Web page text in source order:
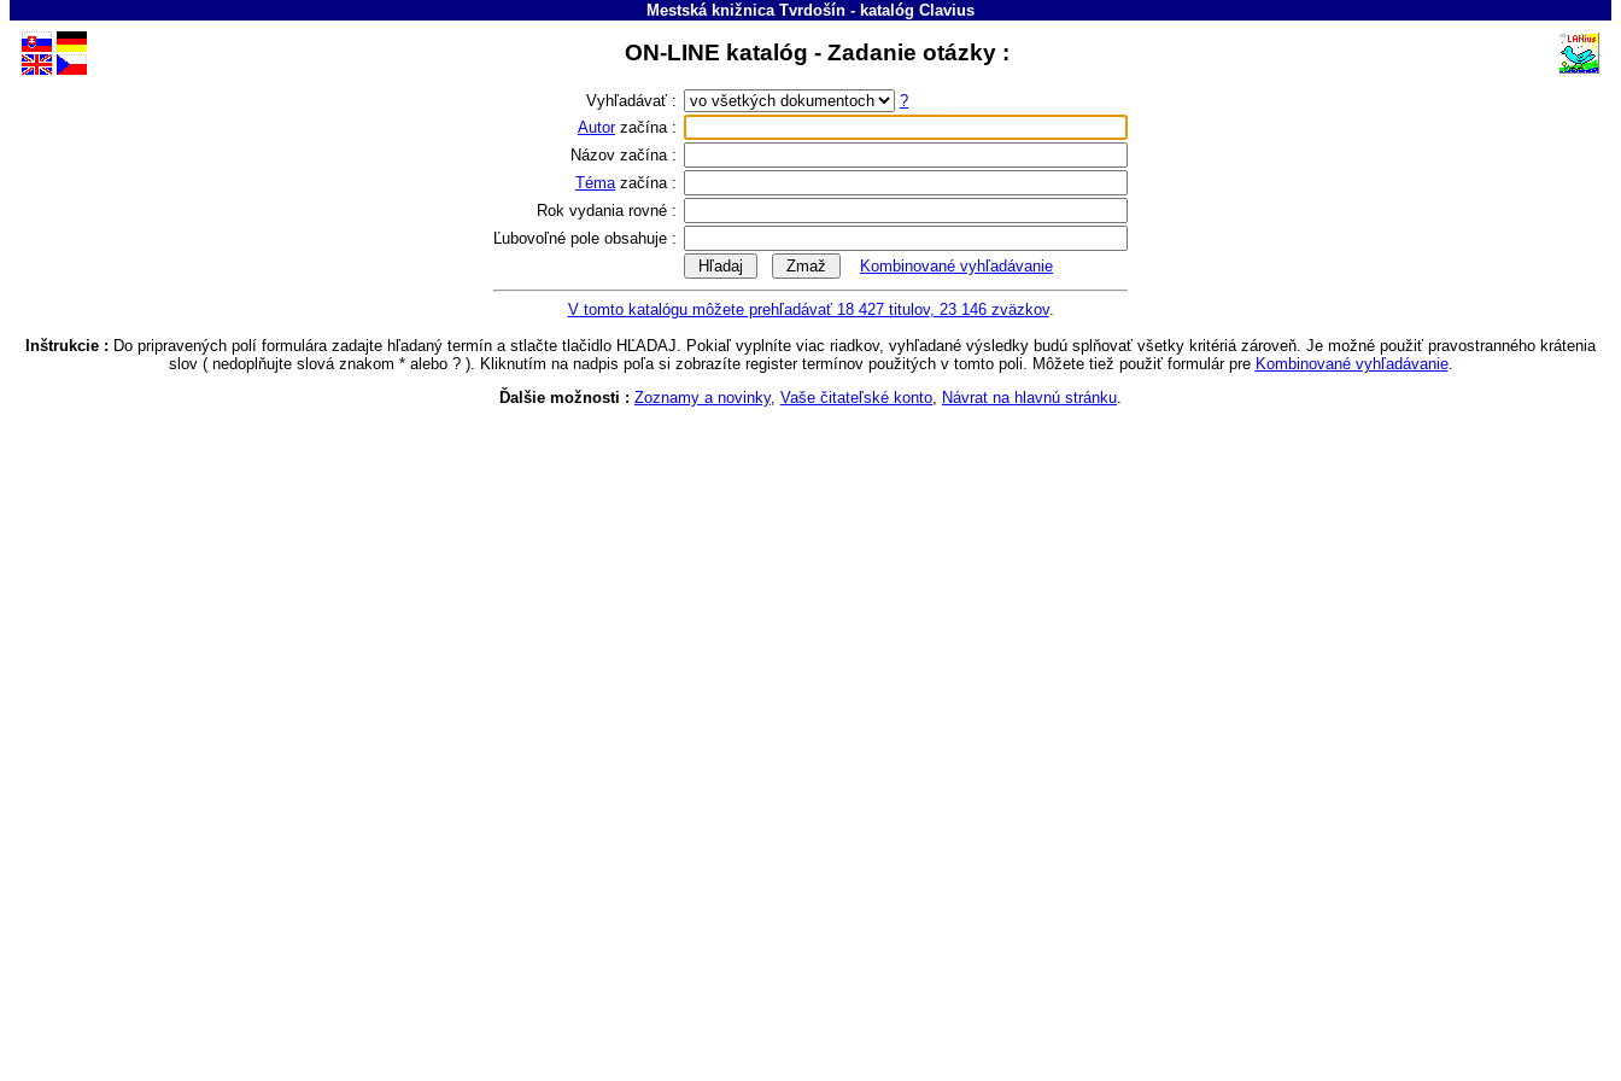
Mestská knižnica Tvrdošín - katalóg Clavius
ON-LINE katalóg - Zadanie otázky :
Vyhľadávať :
?
Autor začína :
Názov začína :
Téma začína :
Rok vydania rovné :
Ľubovoľné pole obsahuje :
Kombinované vyhľadávanie
V tomto katalógu môžete prehľadávať 18 427 titulov, 23 146 zväzkov.
Inštrukcie : Do pripravených polí formulára zadajte hľadaný termín a stlačte tlačidlo HĽADAJ. Pokiaľ vyplníte viac riadkov, vyhľadané výsledky budú splňovať všetky kritériá zároveň. Je možné použiť pravostranného krátenia
slov ( nedoplňujte slová znakom * alebo ? ). Kliknutím na nadpis poľa si zobrazíte register termínov použitých v tomto poli. Môžete tiež použiť formulár pre Kombinované vyhľadávanie.
Ďalšie možnosti : Zoznamy a novinky, Vaše čitateľské konto, Návrat na hlavnú stránku.